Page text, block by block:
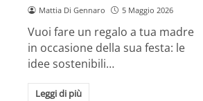
Mattia Di Gennaro 5 Maggio 2026
Vuoi fare un regalo a tua madre
in occasione della sua festa: le
idee sostenibili…
Leggi di più